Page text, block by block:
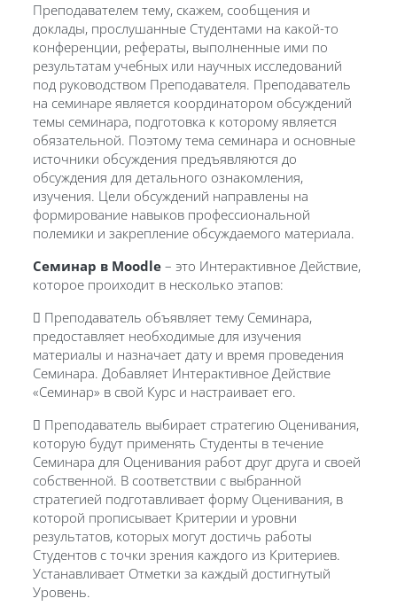
Преподавателем тему, скажем, сообщения и
доклады, прослушанные Студентами на какой-то
конференции, рефераты, выполненные ими по
результатам учебных или научных исследований
под руководством Преподавателя. Преподаватель
на семинаре является координатором обсуждений
темы семинара, подготовка к которому является
обязательной. Поэтому тема семинара и основные
источники обсуждения предъявляются до
обсуждения для детального ознакомления,
изучения. Цели обсуждений направлены на
формирование навыков профессиональной
полемики и закрепление обсуждаемого материала.
Семинар в Moodle – это Интерактивное Действие,
которое проиходит в несколько этапов:
 Преподаватель объявляет тему Семинара,
предоставляет необходимые для изучения
материалы и назначает дату и время проведения
Семинара. Добавляет Интерактивное Действие
«Семинар» в свой Курс и настраивает его.
 Преподаватель выбирает стратегию Оценивания,
которую будут применять Студенты в течение
Семинара для Оценивания работ друг друга и своей
собственной. В соответствии с выбранной
стратегией подготавливает форму Оценивания, в
которой прописывает Критерии и уровни
результатов, которых могут достичь работы
Студентов с точки зрения каждого из Критериев.
Устанавливает Отметки за каждый достигнутый
Уровень.